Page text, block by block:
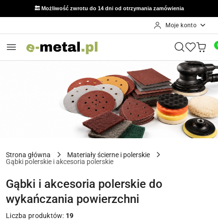
🔙 Możliwość zwrotu do 14 dni od otrzymania zamówienia
Moje konto
Strona główna
Materiały ścierne i polerskie
Gąbki polerskie i akcesoria polerskie
Gąbki i akcesoria polerskie do
wykańczania powierzchni
Liczba produktów: 19